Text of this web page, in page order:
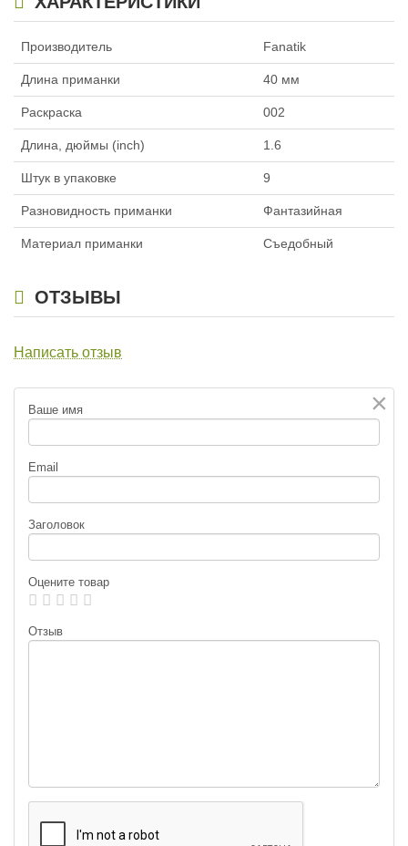
Производитель Fanatik
Длина приманки 40 мм
Раскраска 002
Длина, дюймы (inch) 1.6
Штук в упаковке 9
Разновидность приманки Фантазийная
Материал приманки Съедобный
ОТЗЫВЫ
Написать отзыв
×
Ваше имя
Email
Заголовок
Оцените товар
Отзыв